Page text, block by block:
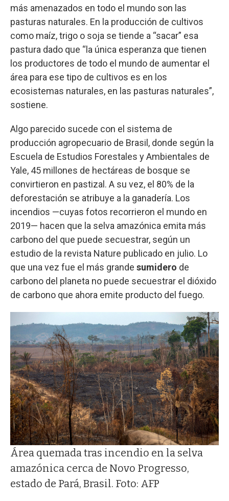
más amenazados en todo el mundo son las
pasturas naturales. En la producción de cultivos
como maíz, trigo o soja se tiende a “sacar” esa
pastura dado que “la única esperanza que tienen
los productores de todo el mundo de aumentar el
área para ese tipo de cultivos es en los
ecosistemas naturales, en las pasturas naturales”,
sostiene.
Algo parecido sucede con el sistema de
producción agropecuario de Brasil, donde según la
Escuela de Estudios Forestales y Ambientales de
Yale, 45 millones de hectáreas de bosque se
convirtieron en pastizal. A su vez, el 80% de la
deforestación se atribuye a la ganadería. Los
incendios —cuyas fotos recorrieron el mundo en
2019— hacen que la selva amazónica emita más
carbono del que puede secuestrar, según un
estudio de la revista Nature publicado en julio. Lo
que una vez fue el más grande sumidero de
carbono del planeta no puede secuestrar el dióxido
de carbono que ahora emite producto del fuego.
Área quemada tras incendio en la selva
amazónica cerca de Novo Progresso,
estado de Pará, Brasil. Foto: AFP